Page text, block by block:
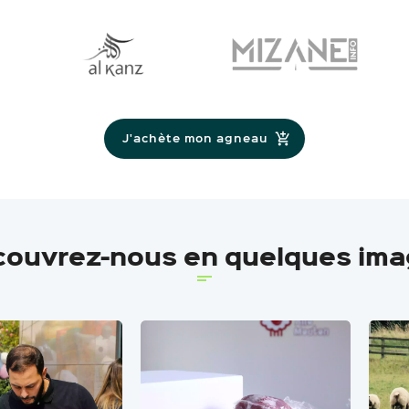
J'achète mon agneau
nous en quelques